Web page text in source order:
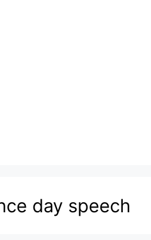
day speech